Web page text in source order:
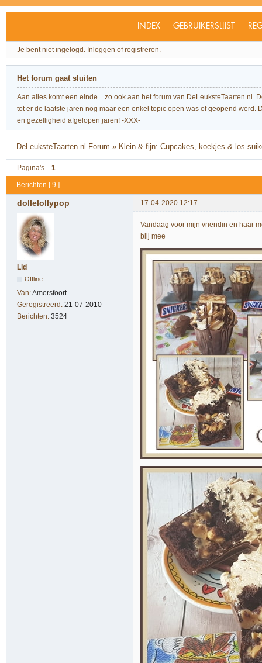
INDEX GEBRUIKERSLIJST
Je bent niet ingelogd. Inloggen of registreren.
Het forum gaat sluiten
Aan alles komt een einde... zo ook aan het forum van
tot er de laatste jaren nog maar een enkel topic open was of geopend
en gezelligheid afgelopen jaren! -XXX-
DeLeuksteTaarten.nl Forum » Klein & fijn: Cupcakes, koekjes & los
Pagina's 1
Berichten [ 9 ]
dollelollypop 17-04-2020 12:17
Lid
Offline
Van:Amersfoort
Geregistreerd: 21-07-2010
Berichten: 3524
Vandaag voor mijn vriendin en haar
blij mee